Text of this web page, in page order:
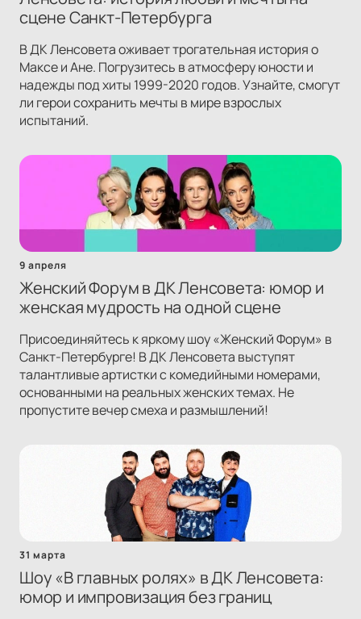
сцене Санкт-Петербурга
В ДК Ленсовета оживает трогательная история о
Максе и Ане. Погрузитесь в атмосферу юности и
надежды под хиты 1999-2020 годов. Узнайте, смогут
ли герои сохранить мечты в мире взрослых
испытаний.
9 апреля
Женский Форум в ДК Ленсовета: юмор и
женская мудрость на одной сцене
Присоединяйтесь к яркому шоу «Женский Форум» в
Санкт-Петербурге! В ДК Ленсовета выступят
талантливые артистки с комедийными номерами,
основанными на реальных женских темах. Не
пропустите вечер смеха и размышлений!
31 марта
Шоу «В главных ролях» в ДК Ленсовета:
юмор и импровизация без границ